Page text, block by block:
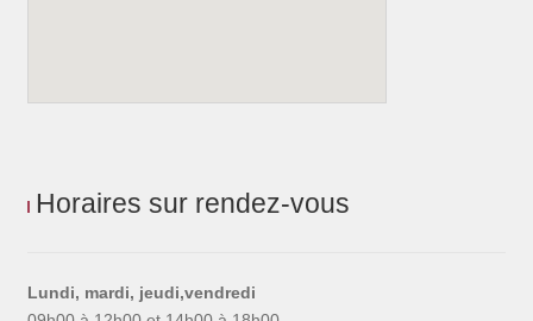
Horaires sur rendez-vous
Lundi, mardi, jeudi,vendredi